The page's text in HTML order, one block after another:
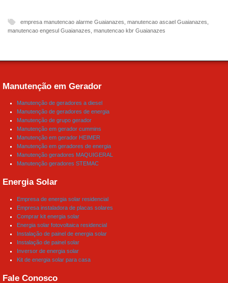
empresa manutencao alarme Guaianazes manutencao ascael Guaianazes
manutencao engesul Guaianazes manutencao kbr Guaianazes
Manutenção em Gerador
Manutenção de geradores a diesel
Manutenção de geradores de energia
Manutenção de grupo gerador
Manutenção em gerador cummins
Manutenção em gerador HEIMER
Manutenção em geradores de energia
Manutenção geradores MAQUIGERAL
Manutenção geradores STEMAC
Energia Solar
Empresa de energia solar residencial
Empresa instaladora de placas solares
Comprar kit energia solar
Energia solar fotovoltaica residencial
Instalação de painel de energia solar
Instalação de painel solar
Inversor de energia solar
Kit de energia solar para casa
Fale Conosco